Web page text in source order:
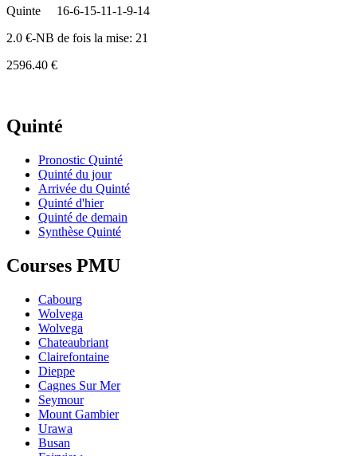
Quinte
16-6-15-11-1-9-14
2.0 €-NB de fois la mise: 21
2596.40 €
Quinté
Pronostic Quinté
Quinté du jour
Arrivée du Quinté
Quinté d'hier
Quinté de demain
Synthèse Quinté
Courses PMU
Cabourg
Wolvega
Wolvega
Chateaubriant
Clairefontaine
Dieppe
Cagnes Sur Mer
Seymour
Mount Gambier
Urawa
Busan